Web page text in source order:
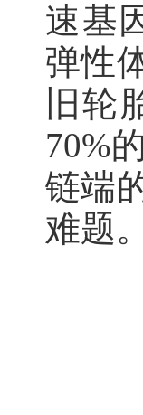
速基
弹性
旧轮
70%
链端
难题。